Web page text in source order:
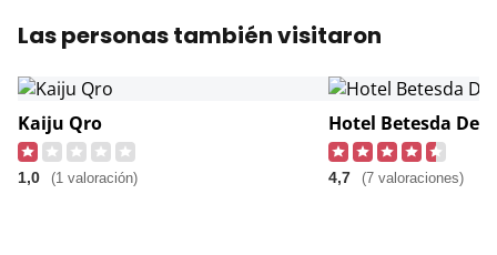
Las personas también visitaron
Kaiju Qro
1,0 (1 valoración)
Hotel Betesda Del
4,7 (7 valoraciones)